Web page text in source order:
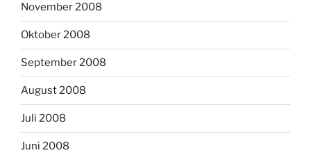
November 2008
Oktober 2008
September 2008
August 2008
Juli 2008
Juni 2008